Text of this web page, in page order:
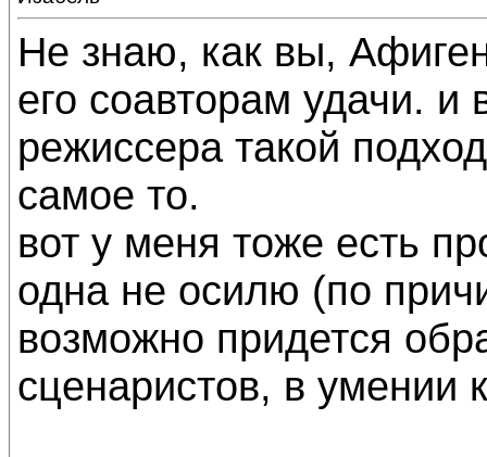
Не знаю, как вы,
его соавторам удачи.
режиссера такой
самое то.
вот у меня тоже есть
одна не осилю (по
возможно придется
сценаристов, в умении